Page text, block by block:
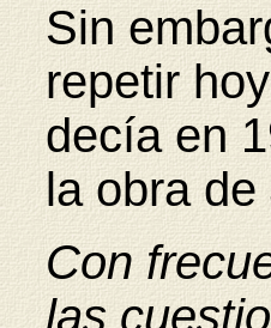
Sin
repetir
decía en
la obra de
Con
las